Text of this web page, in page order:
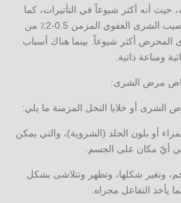
حيث أنه أكثر شيوعاً في التأتيرات، كما
يصيب كلا الجنسين. بينما يصيب الشرى العفوي المزمن 0.5-2٪ من
أكثر شيوعاً. بينما هناك أسباب
ومناعة ذاتية.
مرض الشرى:
أو خلايا النحل المزمنة ما يلي:
أو بلون الجلد (الشروية)، والتي يمكن
أيّ مكان على الجسم.
وتغير شكلها، وتظهر وتتلاشى بشكل
يأخذ التفاعل مجراه.